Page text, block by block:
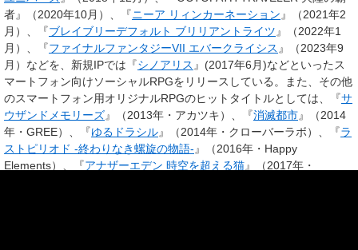
者』（2020年10月）、『ニーア リィンカーネーション』（2021年2
月）、『ブレイブリーデフォルト ブリリアントライツ』（2022年1
月）、『ファイナルファンタジーVII エバークライシス 』（2023年9
月）などを、新規IPでは『シノアリス 』(2017年6月)などといったス
マートフォン向けソーシャルRPGをリリースしている。また、その他
のスマートフォン用オリジナルRPGのヒットタイトルとしては、『サ
ウザンドメモリーズ』（2013年・アカツキ）、『消滅都市』（2014
年・GREE）、『ゆるドラシル』（2014年・クローバーラボ）、『ラ
ストピリオド -終わりなき螺旋の物語-』（2016年・Happy
Elements）、『アナザーエデン 時空を超える猫』（2017年・